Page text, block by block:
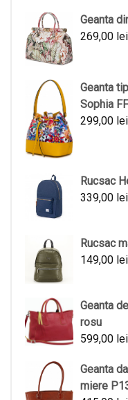
Geanta
269,00 lei
Geanta
Sophia
299,00 lei
Rucsac
339,00 lei
Rucsac
149,00 lei
Geanta
rosu
599,00 lei
Geanta
miere